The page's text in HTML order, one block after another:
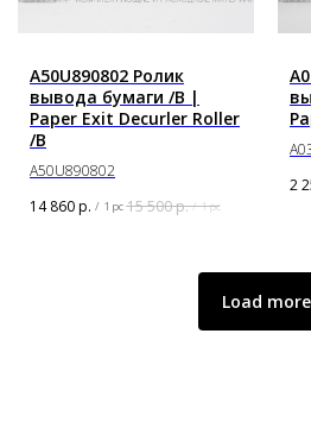
A50U890802 Ролик
вывода бумаги /B |
Paper Exit Decurler Roller
/B
A50U890802
14 860р. / 1 pc 15 500р. / 1 pc
2
Load more